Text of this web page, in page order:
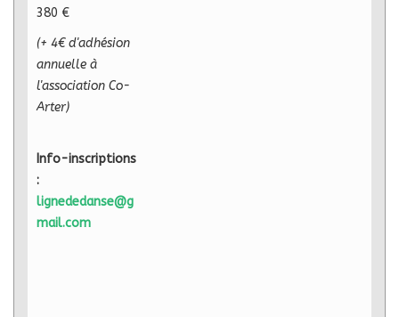
380 €
(+ 4€ d'adhésion
annuelle à
l'association Co-
Arter)
Info-inscriptions
:
lignededanse@g
mail.com